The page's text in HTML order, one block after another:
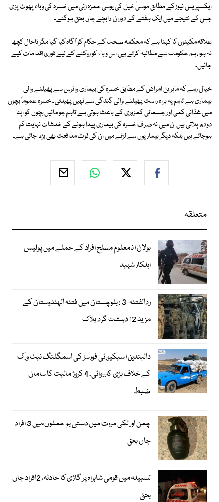
ایکسپریس نیوز کے مطابق موسیٰ خیل کی یوسی حمزہ زئی میں خسرہ کی وباء پھوٹ پڑی
جس کے نتیجے میں ایک ہفتے کے دوران 5 بچے جاں بحق ہوگئے۔
علاقہ مکینوں کا کہنا ہے کہ محکمہ صحت کے حکام کو آگاہ کیا گیا مگر تاحال کچھ
نہ ہوا، ہم حکومت سے مطالبہ کرتے ہیں اس وباء کو روکنے کے لیے فوری اقدامات کیے
جائیں۔
خیال رہے کہ ماہرین امراض کے مطابق خسرہ کی بیماری وائرس سے پھیلنے والی
بیماری ہے تاہم یہ براہ راست پھیلنے والی گندگی سے نہیں پھیلتی۔ خسرہ عموماً بچوں
میں غذائی کمی اور جسمانی کمزوری کے باعث ہوتی ہے تاہم جو مائیں بچوں کو اپنا
دودھ پلاتی ہیں ان میں نہ صرف خسرہ کی بیماری پیدا ہونے کے خدشات نہایت کم
ہوجاتے ہیں بلکہ دیگر بیماریوں سے لڑنے میں ان کی قوت مدافعت بھی بڑھ جاتی ہے۔
متعلقہ
بولان؛ نامعلوم مسلح افراد کے حملے میں پولیس
اہلکار شہید
ردالفتنہ-3 : بلوچستان میں فتنہ الہندوستان کے
مزید 12 دہشت گرد ہلاک
دالبندین؛ سیکیورٹی فورسز کی اسمگلنگ نیٹ ورک
کے خلاف بڑی کارروائی، 4 کروڑ مالیت کا سامان
ضبط
چمن اور لکی مروت میں دستی بم حملوں میں 3 افراد
جاں بحق
لسبیلہ میں قومی شاہراہ پر گاڑی کا حادثہ، 2افراد جاں
بحق